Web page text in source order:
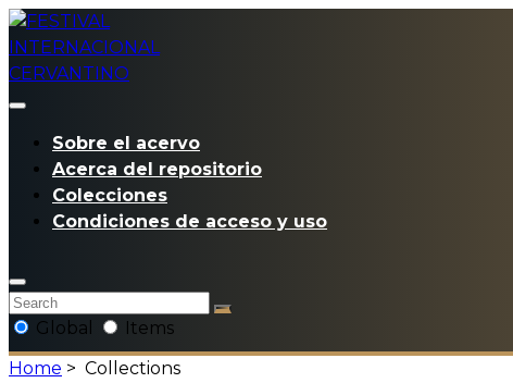
Sobre el acervo
Acerca del repositorio
Colecciones
Condiciones de acceso y uso
Global
Items
Home > Collections